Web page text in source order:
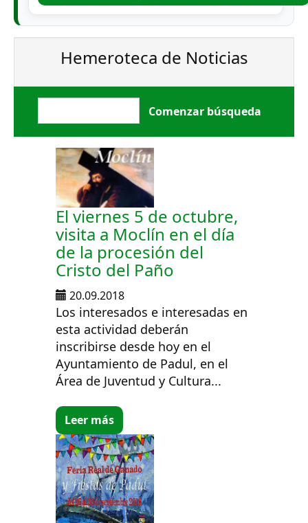
Hemeroteca de Noticias
El viernes 5 de octubre,
visita a Moclín en el día
de la procesión del
Cristo del Paño
20.09.2018
Los interesados e interesadas en
esta actividad deberán
inscribirse desde hoy en el
Ayuntamiento de Padul, en el
Área de Juventud y Cultura...
Leer más